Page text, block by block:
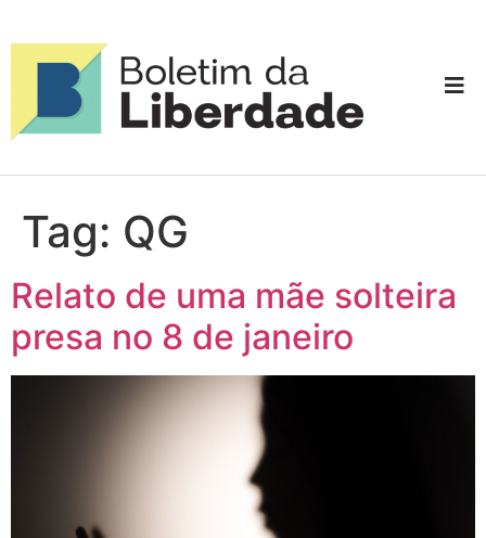
Tag: QG
Relato de uma mãe solteira
presa no 8 de janeiro